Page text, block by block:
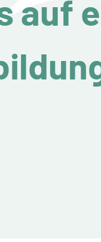
auf